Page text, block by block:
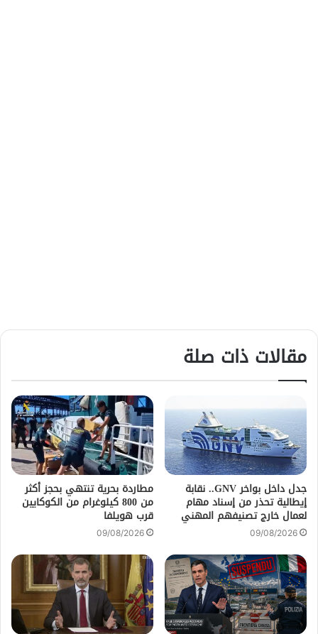
مقالات ذات صلة
جدل داخل بواخر GNV.. نقابة
إيطالية تحذر من إسناد مهام
لعمال خارج تصنيفهم المهني
09/08/2026
مطاردة بحرية تنتهي بحجز أكثر
من 800 كيلوغرام من الكوكايين
قرب هويلفا
09/08/2026